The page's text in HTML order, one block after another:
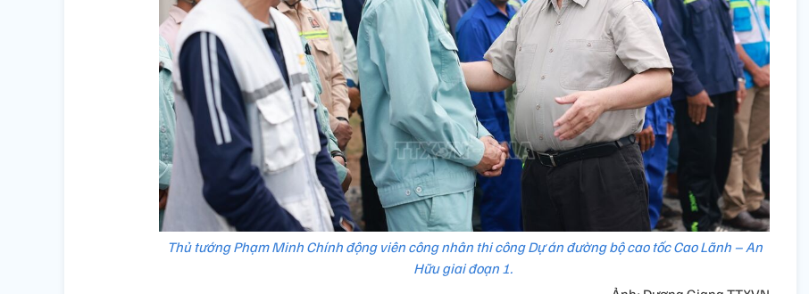
Thủ tướng Phạm Minh Chính động viên công nhân thi công Dự án đường bộ cao tốc Cao Lãnh – An
Hữu giai đoạn 1.